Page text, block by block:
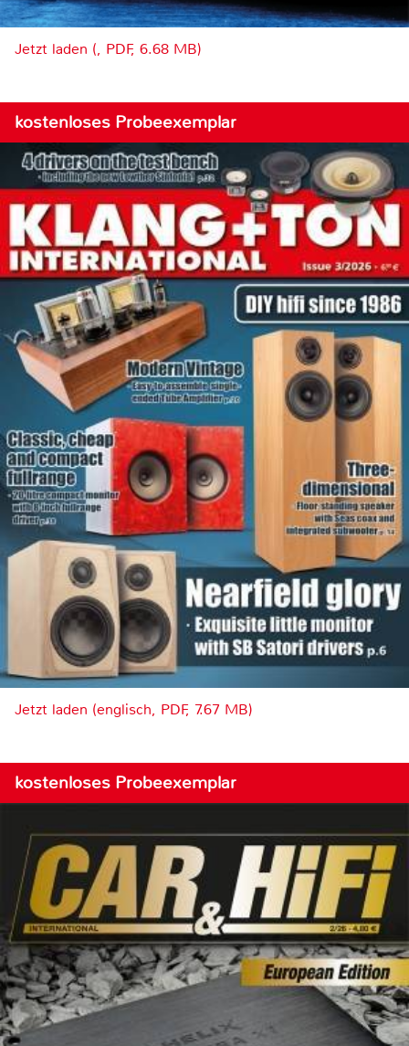
Jetzt laden (, PDF, 6.68 MB)
kostenloses Probeexemplar
Jetzt laden (englisch, PDF, 7.67 MB)
kostenloses Probeexemplar